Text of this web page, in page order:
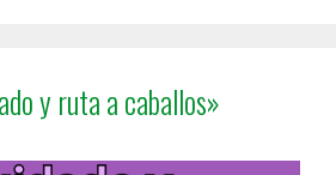
y ruta a caballos»